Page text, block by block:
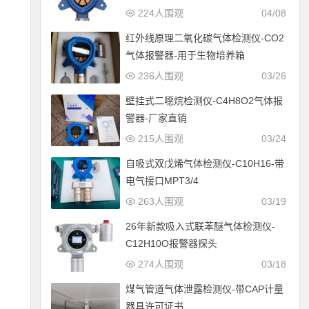
04/08
224人围观
红外线原理二氧化碳气体检测仪-CO2
气体报警器-用于生物培养箱
03/26
236人围观
壁挂式二噁烷检测仪-C4H8O2气体报
警器-厂家直销
03/24
215人围观
自吸式双戊烯气体检测仪-C10H16-带
电气接口MPT3/4
03/19
263人围观
26年新款吸入式联苯醚气体检测仪-
C12H10O报警器探头
03/18
274人围观
煤气管道气体泄露检测仪-带CAP计量
器具许可证书